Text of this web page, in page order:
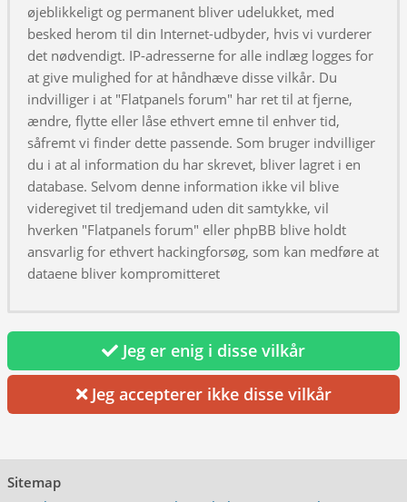
øjeblikkeligt og permanent bliver udelukket, med
besked herom til din Internet-udbyder, hvis vi vurderer
det nødvendigt. IP-adresserne for alle indlæg logges for
at give mulighed for at håndhæve disse vilkår. Du
indvilliger i at "Flatpanels forum" har ret til at fjerne,
ændre, flytte eller låse ethvert emne til enhver tid,
såfremt vi finder dette passende. Som bruger indvilliger
du i at al information du har skrevet, bliver lagret i en
database. Selvom denne information ikke vil blive
videregivet til tredjemand uden dit samtykke, vil
hverken "Flatpanels forum" eller phpBB blive holdt
ansvarlig for ethvert hackingforsøg, som kan medføre at
dataene bliver kompromitteret
Jeg er enig i disse vilkår
Jeg accepterer ikke disse vilkår
Sitemap